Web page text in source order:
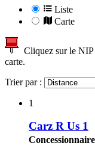
Liste
Carte
Cliquez sur le NIP
carte.
Trier par :
1
Carz R Us 1